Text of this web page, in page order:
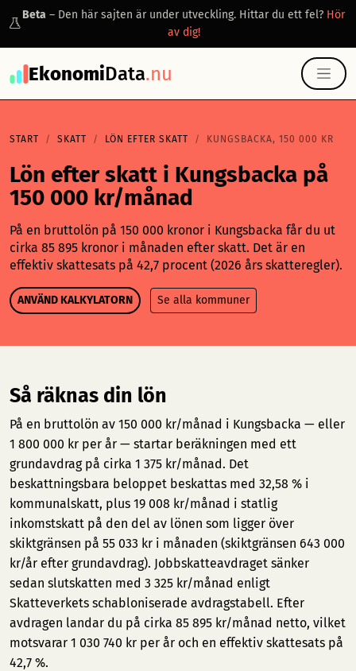
Beta – Den här sajten är under utveckling. Hittar du ett fel? Hör
av dig!
EkonomiData.nu
START SKATT LÖN EFTER SKATT KUNGSBACKA, 150 000 KR
Lön efter skatt i Kungsbacka på
150 000 kr/månad
På en bruttolön på 150 000 kronor i Kungsbacka får du ut
cirka 85 895 kronor i månaden efter skatt. Det är en
effektiv skattesats på 42,7 procent (2026 års skatteregler).
ANVÄND KALKYLATORN Se alla kommuner
Så räknas din lön
På en bruttolön av 150 000 kr/månad i Kungsbacka — eller
1 800 000 kr per år — startar beräkningen med ett
grundavdrag på cirka 1 375 kr/månad. Det
beskattningsbara beloppet beskattas med 32,58 % i
kommunalskatt, plus 19 008 kr/månad i statlig
inkomstskatt på den del av lönen som ligger över
skiktgränsen på 55 033 kr i månaden (skiktgränsen 643 000
kr/år efter grundavdrag). Jobbskatteavdraget sänker
sedan slutskatten med 3 325 kr/månad enligt
Skatteverkets schabloniserade avdragstabell. Efter
avdragen landar du på cirka 85 895 kr/månad netto, vilket
motsvarar 1 030 740 kr per år och en effektiv skattesats på
42,7 %.